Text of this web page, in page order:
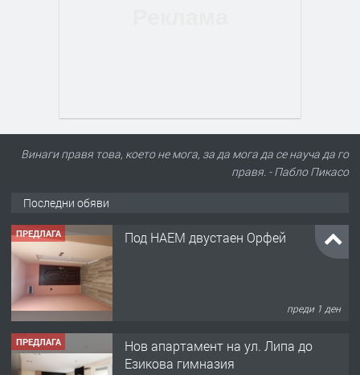
Винаги правя това, което не мога, за да мога да се науча да го
правя. - Пабло Пикасо
Последни обяви
ПРЕДЛАГА Под НАЕМ двустаен Орфей
преди 1 ден
ПРЕДЛАГА
Нов апартамент на ул. Липа до
Езикова гимназия